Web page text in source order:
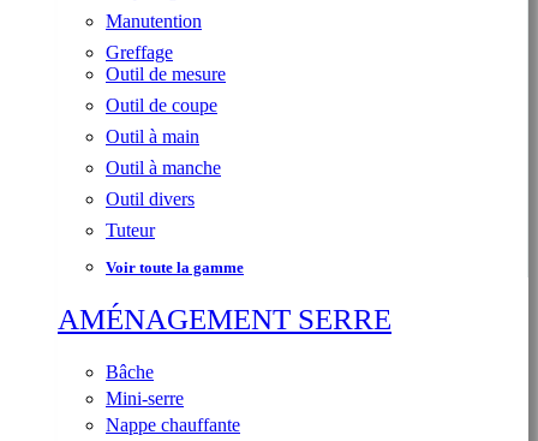
Manutention
Greffage
Outil de mesure
Outil de coupe
Outil à main
Outil à manche
Outil divers
Tuteur
Voir toute la gamme
AMÉNAGEMENT SERRE
Bâche
Mini-serre
Nappe chauffante